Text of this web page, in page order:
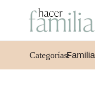
Categorías:Familia